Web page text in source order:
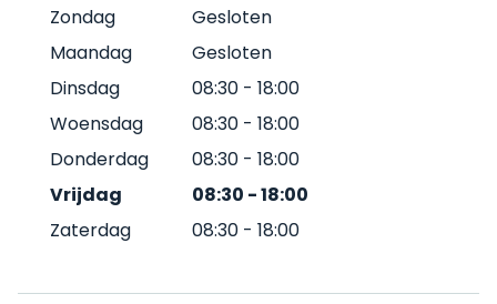
Zondag
Gesloten
Maandag
Gesloten
Dinsdag
08:30 - 18:00
Woensdag
08:30 - 18:00
Donderdag
08:30 - 18:00
Vrijdag
08:30 -18:00
Zaterdag
08:30 - 18:00